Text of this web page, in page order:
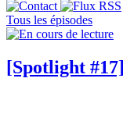
Tous les épisodes
[Spotlight